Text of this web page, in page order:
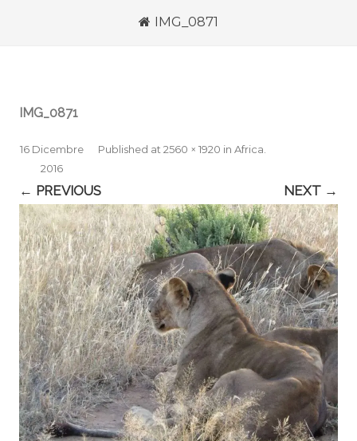
IMG_0871
IMG_0871
Published
16 Dicembre
2016
at 2560 × 1920 in Africa
← PREVIOUS NEXT →